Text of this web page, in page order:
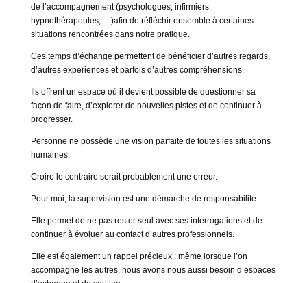
de l’accompagnement (psychologues, infirmiers,
hypnothérapeutes,… )afin de réfléchir ensemble à certaines
situations rencontrées dans notre pratique.
Ces temps d’échange permettent de bénéficier d’autres regards,
d’autres expériences et parfois d’autres compréhensions.
Ils offrent un espace où il devient possible de questionner sa
façon de faire, d’explorer de nouvelles pistes et de continuer à
progresser.
Personne ne possède une vision parfaite de toutes les situations
humaines.
Croire le contraire serait probablement une erreur.
Pour moi, la supervision est une démarche de responsabilité.
Elle permet de ne pas rester seul avec ses interrogations et de
continuer à évoluer au contact d’autres professionnels.
Elle est également un rappel précieux : même lorsque l’on
accompagne les autres, nous avons nous aussi besoin d’espaces